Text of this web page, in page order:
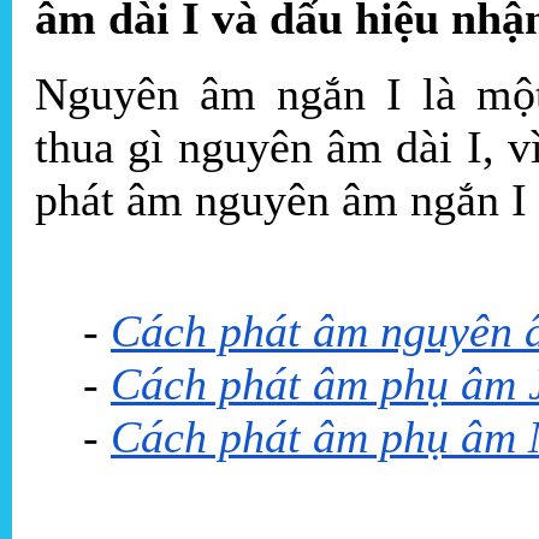
âm dài I và dấu hiệu
Nguyên âm ngắn I là
thua gì nguyên âm dài I,
phát âm nguyên âm ngắn
- Cách phát âm nguyên
- Cách phát âm phụ
- Cách phát âm phụ